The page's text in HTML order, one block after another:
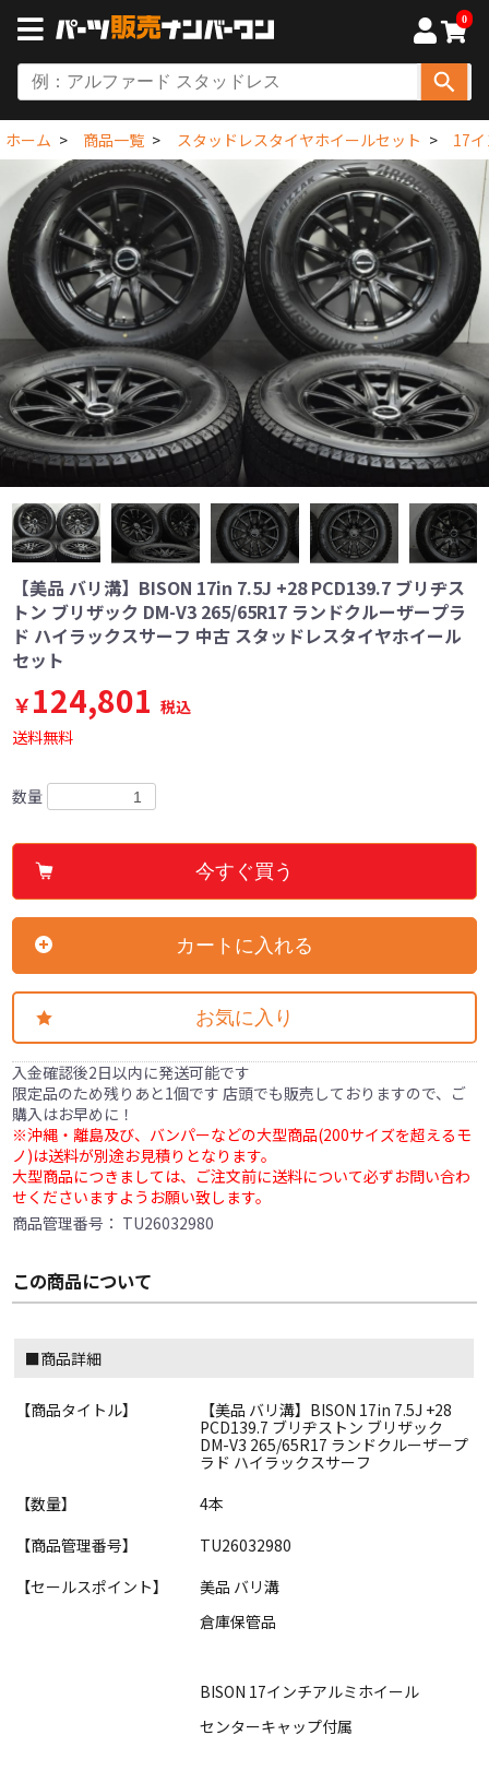
0
ホーム 商品一覧 スタッドレスタイヤホイールセット 17
【美品 バリ溝】BISON 17in 7.5J +28 PCD139.7 ブリヂス
トン ブリザック DM-V3 265/65R17 ランドクルーザープラ
ド ハイラックスサーフ 中古 スタッドレスタイヤホイール
セット
￥124,801 税込
送料無料
数量
今すぐ買う
カートに入れる
お気に入り
入金確認後2日以内に発送可能です
限定品のため残りあと1個です 店頭でも販売しておりますので、ご
購入はお早めに！
※沖縄・離島及び、バンパーなどの大型商品(200サイズを超えるモ
ノ)は送料が別途お見積りとなります。
大型商品につきましては、ご注文前に送料について必ずお問い合わ
せくださいますようお願い致します。
商品管理番号： TU26032980
この商品について
■商品詳細
【商品タイトル】
【美品 バリ溝】BISON 17in 7.5J +28
PCD139.7 ブリヂストン ブリザック
DM-V3 265/65R17 ランドクルーザープ
ラド ハイラックスサーフ
【数量】
4本
【商品管理番号】
TU26032980
【セールスポイント】
美品 バリ溝
倉庫保管品
BISON 17インチアルミホイール
センターキャップ付属